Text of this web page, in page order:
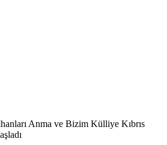
Anma ve Bizim Külliye Kıbrıs